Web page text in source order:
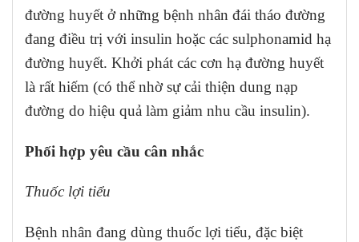
đường huyết ở những bệnh nhân đái tháo đường
đang điều trị với insulin hoặc các sulphonamid hạ
đường huyết. Khởi phát các cơn hạ đường huyết
là rất hiếm (có thể nhờ sự cải thiện dung nạp
đường do hiệu quả làm giảm nhu cầu insulin).
Phối hợp yêu cầu cân nhắc
Thuốc lợi tiểu
Bệnh nhân đang dùng thuốc lợi tiểu, đặc biệt